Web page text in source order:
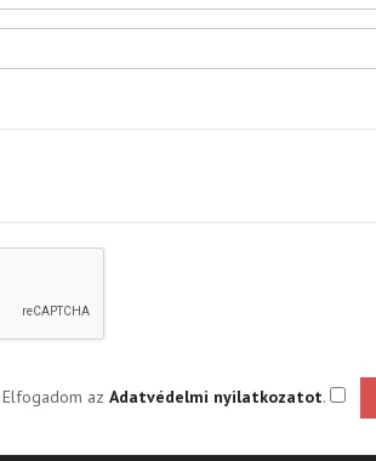
Elfogadom az Adatvédelmi nyilatkozatot.